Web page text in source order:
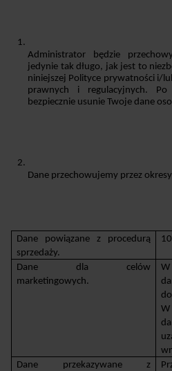
Administrator będzie
jedynie tak długo, jak jest to
niniejszej Polityce prywatności i/
prawnych i regulacyjnych.
bezpiecznie usunie Twoje dane
Dane przechowujemy przez
Dane powiązane z procedurą
sprzedaży.
Dane dla celów
marketingowych.
Dane przekazywane z